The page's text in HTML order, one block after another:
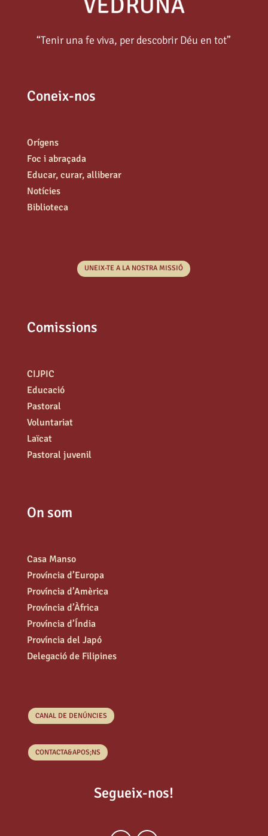
“Tenir una fe viva, per descobrir Déu en tot”
Coneix-nos
Orígens
Foc i abraçada
Educar, curar, alliberar
Notícies
Biblioteca
UNEIX-TE A LA NOSTRA MISSIÓ
Comissions
CIJPIC
Educació
Pastoral
Voluntariat
Laïcat
Pastoral juvenil
On som
Casa Manso
Província d’Europa
Província d’Amèrica
Província d’Àfrica
Província d’Índia
Província del Japó
Delegació de Filipines
CANAL DE DENÚNCIES
CONTACTA&APOS;NS
Segueix-nos!